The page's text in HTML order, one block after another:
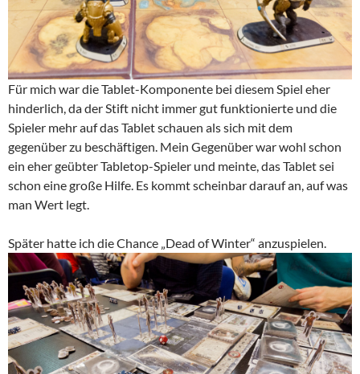
Für mich war die Tablet-Komponente bei diesem Spiel eher
hinderlich, da der Stift nicht immer gut funktionierte und die
Spieler mehr auf das Tablet schauen als sich mit dem
gegenüber zu beschäftigen. Mein Gegenüber war wohl schon
ein eher geübter Tabletop-Spieler und meinte, das Tablet sei
schon eine große Hilfe. Es kommt scheinbar darauf an, auf was
man Wert legt.
Später hatte ich die Chance „Dead of Winter“ anzuspielen.